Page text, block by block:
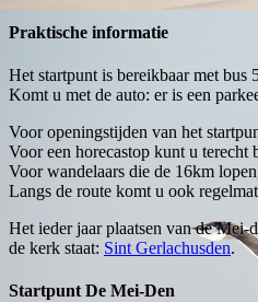
Praktische informatie
Het startpunt is bereikbaar met bus
Komt u met de auto: er is een
Voor openingstijden van het
Voor een horecastop kunt u terecht
Voor wandelaars die de 16km
Langs de route komt u ook
Het ieder jaar plaatsen van de
de kerk staat: Sint Gerlachusden.
Startpunt De Mei-Den